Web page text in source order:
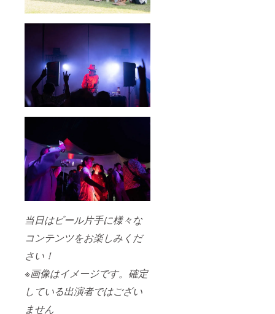
当日はビール片手に様々な
コンテンツをお楽しみくだ
さい！
※画像はイメージです。確定
している出演者ではござい
ません